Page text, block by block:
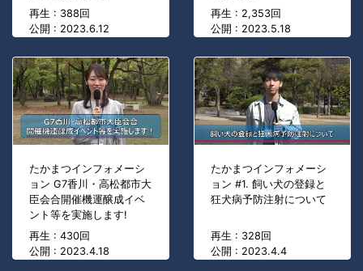
再生 : 388回
公開 : 2023.6.12
再生 : 2,353回
公開 : 2023.5.18
たかまつインフォメーシ
ョン G7香川・高松都市大
臣会合開催機運醸成イベ
ント等を実施します!
再生 : 430回
公開 : 2023.4.18
たかまつインフォメーシ
ョン #1. 飼い犬の登録と
狂犬病予防注射について
再生 : 328回
公開 : 2023.4.4